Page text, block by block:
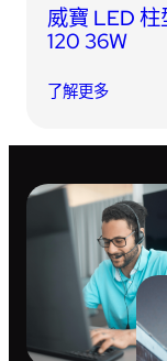
威寶 LED 柱
120 36W
了解更多
車用配件
便攜式風扇